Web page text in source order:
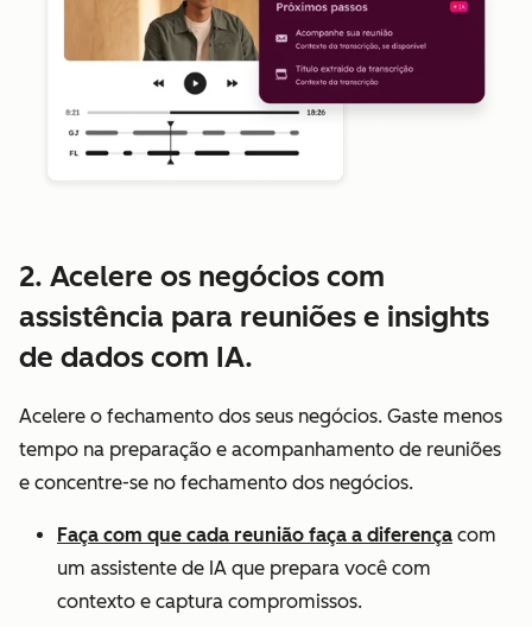
2. Acelere os negócios com
assistência para reuniões e insights
de dados com IA.
Acelere o fechamento dos seus negócios. Gaste menos
tempo na preparação e acompanhamento de reuniões
e concentre-se no fechamento dos negócios.
Faça com que cada reunião faça a diferença com
um assistente de IA que prepara você com
contexto e captura compromissos.